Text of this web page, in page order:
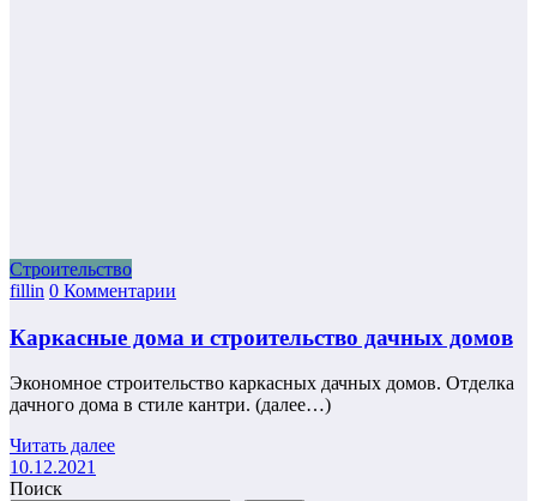
Строительство
fillin 0 Комментарии
Каркасные дома и строительство дачных домов
Экономное строительство каркасных дачных домов. Отделка
дачного дома в стиле кантри. (далее…)
Читать далее
10.12.2021
Поиск